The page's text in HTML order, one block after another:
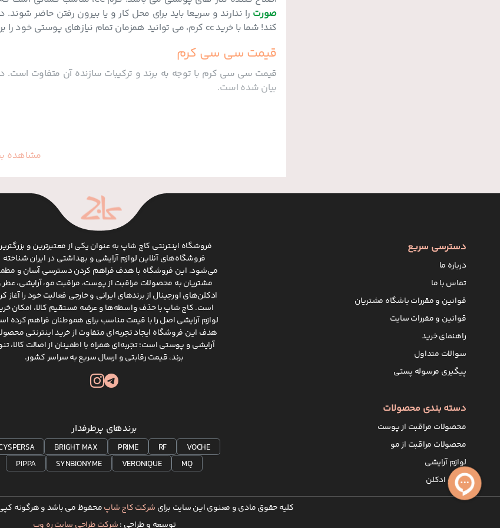
صورت را ندارند و سریعا باید برای محل کار و یا بیرون رفتن حاضر
کند! شما با خرید cc کرم، می توانید همزمان تمام نیازهای پوستی خود را برطرف کنید.
قیمت سی سی کرم
بیان شده است.
مشاهده
دسترسی سریع
درباره ما
تماس با ما
قوانین و مقررات باشگاه مشتریان
قوانین و مقررات سایت
راهنمای خرید
سوالات متداول
پیگیری مرسوله پستی
فروشگاه اینترنتی کاج شاپ به عنوان یکی از معتبرترین و
فروشگاه‌های آنلاین لوازم آرایشی و بهداشتی در ایران شناخته
می‌شود. این فروشگاه با هدف فراهم کردن دسترسی آسان و
مشتریان به محصولات مراقبت از پوست، مراقبت مو، آرایشی، عطر
ادکلن‌های اورجینال از برندهای ایرانی و خارجی فعالیت خود را آغاز
است. کاج شاپ با حذف واسطه‌ها و عرضه مستقیم کالا، امکان
لوازم آرایشی اصل را با قیمت مناسب برای هموطنان فراهم کرده
هدف این فروشگاه ایجاد تجربه‌ای متفاوت از خرید اینترنتی
آرایشی و پوستی است؛ تجربه‌ای همراه با اطمینان از اصالت کالا،
برند، قیمت رقابتی و ارسال سریع به سراسر کشور.
دسته بندی محصولات
محصولات مراقبت از پوست
محصولات مراقبت از مو
لوازم آرایشی
عطر و ادکلن
برندهای پرطرفدار
VOCHE
RF
PRIME
BRIGHT MAX
MQ
VERONIQUE
SYNBIONYME
PIPPA
کلیه حقوق مادی و معنوی این سایت برای شرکت کاج شاپمحفوظ می باشد و هرگونه کپی
توسعه و طراحی :شرکت طراحی سایت ره وب